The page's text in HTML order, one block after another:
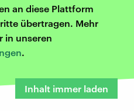
an diese Plattform
übertragen. Mehr
in unseren
.
Inhalt immer laden